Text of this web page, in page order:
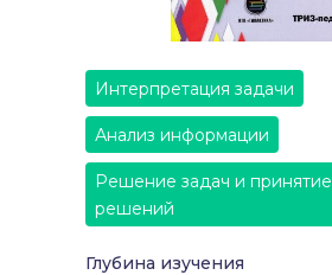
Интерпретация задачи
Анализ информации
Решение задач и принятие
решений
Глубина изучения